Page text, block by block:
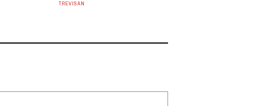
TREVISAN